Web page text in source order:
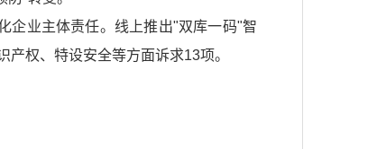
企业主体责任。线上推出"双库一码"智
权、特设安全等方面诉求13项。